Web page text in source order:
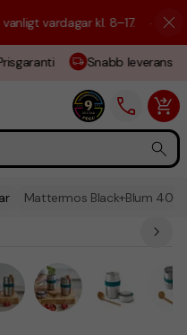
vardagar kl. 8–17. ☀️ Vi är
Snabb leverans
Mattermos Black+Blum 400